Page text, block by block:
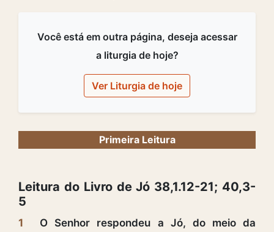
Você está em outra página, deseja acessar
a liturgia de hoje?
Ver Liturgia de hoje
Primeira Leitura
Leitura do Livro de Jó 38,1.12-21; 40,3-
5
1
O Senhor respondeu a Jó, do meio da